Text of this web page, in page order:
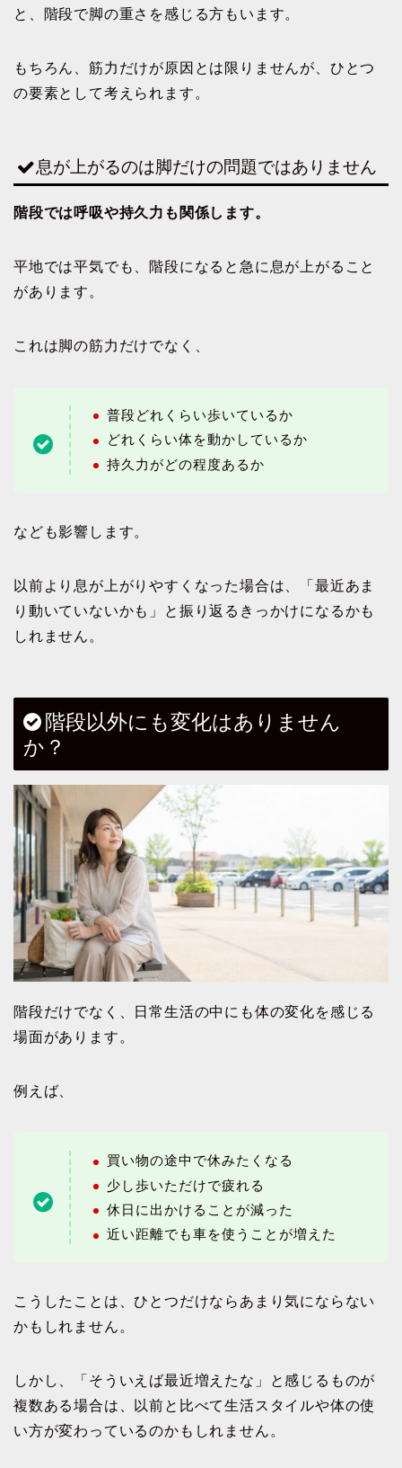
と、階段で脚の重さを感じる方もいます。
もちろん、筋力だけが原因とは限りませんが、ひとつ
の要素として考えられます。
息が上がるのは脚だけの問題ではありません
階段では呼吸や持久力も関係します。
平地では平気でも、階段になると急に息が上がること
があります。
これは脚の筋力だけでなく、
普段どれくらい歩いているか
どれくらい体を動かしているか
持久力がどの程度あるか
なども影響します。
以前より息が上がりやすくなった場合は、「最近あま
り動いていないかも」と振り返るきっかけになるかも
しれません。
階段以外にも変化はありません
か？
階段だけでなく、日常生活の中にも体の変化を感じる
場面があります。
例えば、
買い物の途中で休みたくなる
少し歩いただけで疲れる
休日に出かけることが減った
近い距離でも車を使うことが増えた
こうしたことは、ひとつだけならあまり気にならない
かもしれません。
しかし、「そういえば最近増えたな」と感じるものが
複数ある場合は、以前と比べて生活スタイルや体の使
い方が変わっているのかもしれません。